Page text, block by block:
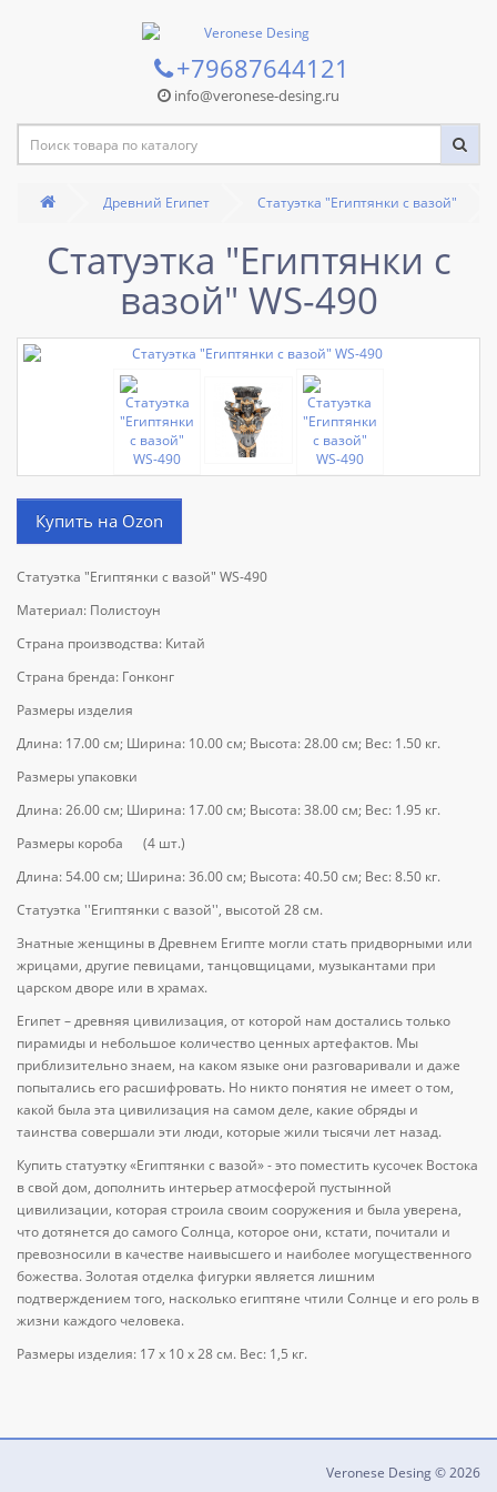
+79687644121
info@veronese-desing.ru
Древний Египет Статуэтка "Египтянки с вазой"
Статуэтка "Египтянки с
вазой" WS-490
Купить на Ozon
Статуэтка "Египтянки с вазой" WS-490
Материал: Полистоун
Страна производства: Китай
Страна бренда: Гонконг
Размеры изделия
Длина: 17.00 см; Ширина: 10.00 см; Высота: 28.00 см; Вес: 1.50 кг.
Размеры упаковки
Длина: 26.00 см; Ширина: 17.00 см; Высота: 38.00 см; Вес: 1.95 кг.
Размеры короба (4 шт.)
Длина: 54.00 см; Ширина: 36.00 см; Высота: 40.50 см; Вес: 8.50 кг.
Статуэтка ''Египтянки с вазой'', высотой 28 см.
Знатные женщины в Древнем Египте могли стать придворными или
жрицами, другие певицами, танцовщицами, музыкантами при
царском дворе или в храмах.
Египет – древняя цивилизация, от которой нам достались только
пирамиды и небольшое количество ценных артефактов. Мы
приблизительно знаем, на каком языке они разговаривали и даже
попытались его расшифровать. Но никто понятия не имеет о том,
какой была эта цивилизация на самом деле, какие обряды и
таинства совершали эти люди, которые жили тысячи лет назад.
Купить статуэтку «Египтянки с вазой» - это поместить кусочек Востока
в свой дом, дополнить интерьер атмосферой пустынной
цивилизации, которая строила своим сооружения и была уверена,
что дотянется до самого Солнца, которое они, кстати, почитали и
превозносили в качестве наивысшего и наиболее могущественного
божества. Золотая отделка фигурки является лишним
подтверждением того, насколько египтяне чтили Солнце и его роль в
жизни каждого человека.
Размеры изделия: 17 x 10 x 28 см. Вес: 1,5 кг.
Veronese Desing © 2026